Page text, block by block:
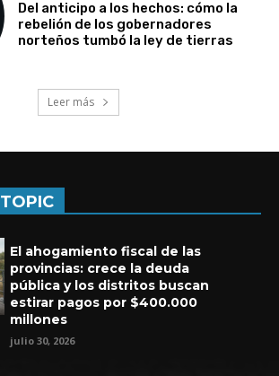
Del anticipo a los hechos: cómo la
rebelión de los gobernadores
norteños tumbó la ley de tierras
Leer más
El ahogamiento fiscal de las
provincias: crece la deuda
pública y los distritos buscan
estirar pagos por $400.000
millones
julio 30, 2026